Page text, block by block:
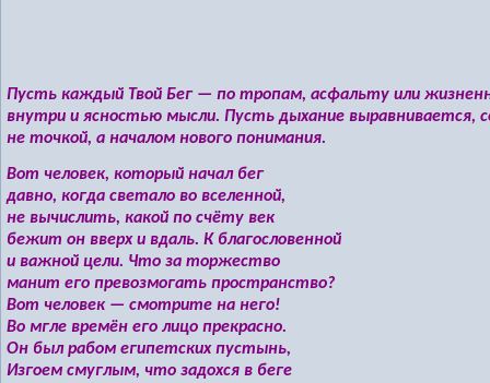
Пусть каждый Твой Бег — по тропам, асфальту или
внутри и ясностью мысли. Пусть дыхание выравнивается,
не точкой, а началом нового понимания.
Вот человек, который начал бег
давно, когда светало во вселенной,
не вычислить, какой по счёту век
бежит он вверх и вдаль. К благословенной
и важной цели. Что за торжество
манит его превозмогать пространство?
Вот человек — смотрите на него!
Во мгле времён его лицо прекрасно.
Он был рабом египетских пустынь,
Изгоем смуглым, что задохся в беге